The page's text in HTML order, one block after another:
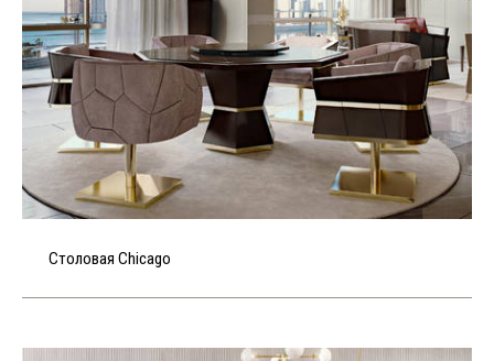
Столовая Chicago